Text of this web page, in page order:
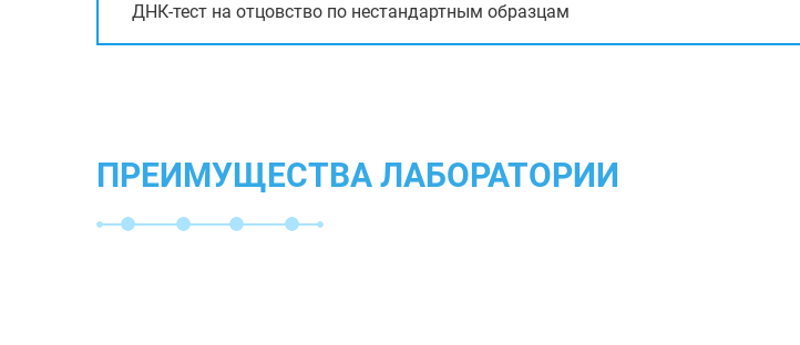
ДНК-тест на отцовство по нестандартным образцам
ПРЕИМУЩЕСТВА ЛАБОРАТОРИИ